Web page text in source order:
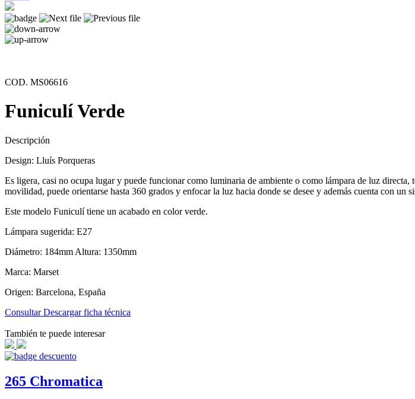
COD. MS06616
Funiculí Verde
Descripción
Design: Lluís Porqueras
Es ligera, casi no ocupa lugar y puede funcionar como luminaria de ambiente o como lámpara de luz
movilidad, puede orientarse hasta 360 grados y enfocar la luz hacia donde se desee y además cuenta con
Este modelo Funiculí tiene un acabado en color verde.
Lámpara sugerida: E27
Diámetro: 184mm Altura: 1350mm
Marca: Marset
Origen: Barcelona, España
ConsultarDescargar ficha técnica
También te puede interesar
265 Chromatica